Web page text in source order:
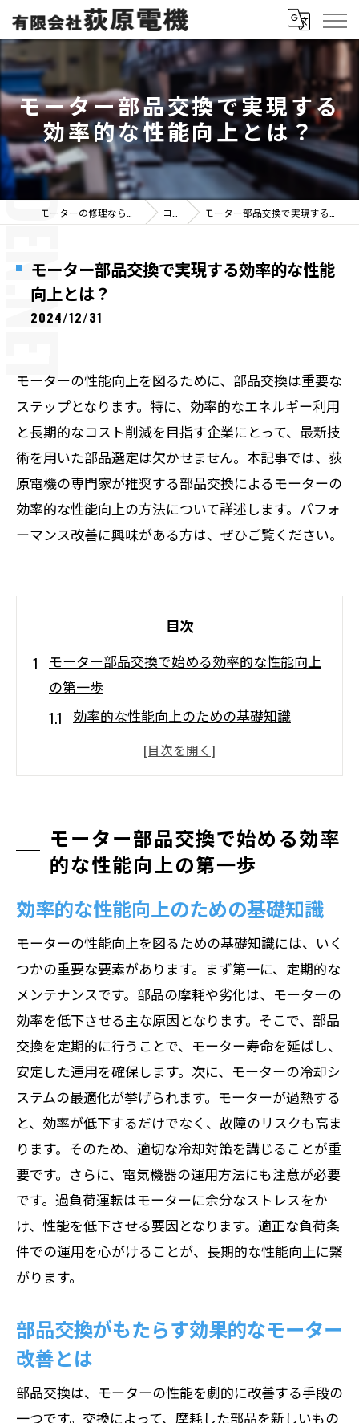
モーター部品交換で実現する
効率的な性能向上とは？
コラム モーター部品交換で実現する効率的な性能向上とは？
モーター部品交換で実現する効率的な性能
向上とは？
2024/12/31
モーターの性能向上を図るために、部品交換は重要な
ステップとなります。特に、効率的なエネルギー利用
と長期的なコスト削減を目指す企業にとって、最新技
術を用いた部品選定は欠かせません。本記事では、荻
原電機の専門家が推奨する部品交換によるモーターの
効率的な性能向上の方法について詳述します。パフォ
ーマンス改善に興味がある方は、ぜひご覧ください。
目次
モーター部品交換で始める効率的な性能向上
の第一歩
効率的な性能向上のための基礎知識
部品交換がもたらす効果的なモーター改
善とは
ント
部品選定の重要性とその影響
効率改善を実現するための計画立案
最新部品がもたらすモーターの革新的なパフ
ォーマンス改善
最新技術を取り入れた部品選定のメリッ
ト
革新的な部品交換で実現するモーター性
能
最新部品がもたらすエネルギー効率の向
上
技術革新が支える性能改善の事例
未来を見据えた部品交換の必要性
モーター改良における最新トレンド
モーターの性能を引き出す部品交換の重要性
とその効果
響
性能を引き出すための交換ポイントの見
最適な部品交換で実現するパフォーマン
モーター部品交換で始める効率
的な性能向上の第一歩
効率的な性能向上のための基礎知識
モーターの性能向上を図るための基礎知識には、いく
つかの重要な要素があります。まず第一に、定期的な
メンテナンスです。部品の摩耗や劣化は、モーターの
効率を低下させる主な原因となります。そこで、部品
交換を定期的に行うことで、モーター寿命を延ばし、
安定した運用を確保します。次に、モーターの冷却シ
ステムの最適化が挙げられます。モーターが過熱する
と、効率が低下するだけでなく、故障のリスクも高ま
ります。そのため、適切な冷却対策を講じることが重
要です。さらに、電気機器の運用方法にも注意が必要
です。過負荷運転はモーターに余分なストレスをか
け、性能を低下させる要因となります。適正な負荷条
件での運用を心がけることが、長期的な性能向上に繋
がります。
部品交換がもたらす効果的なモーター
改善とは
部品交換は、モーターの性能を劇的に改善する手段の
一つです。交換によって、摩耗した部品を新しいもの